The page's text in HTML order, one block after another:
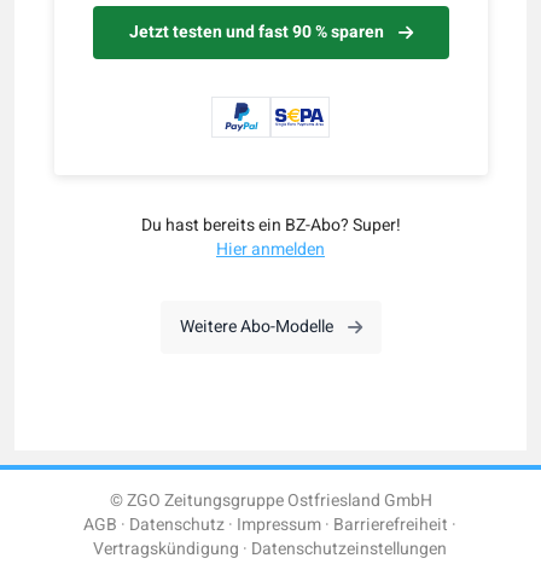
Jetzt testen und fast 90 % sparen
Du hast bereits ein BZ-Abo? Super!
Hier anmelden
Weitere Abo-Modelle
© ZGO Zeitungsgruppe Ostfriesland GmbH
AGB Datenschutz Impressum Barrierefreiheit
Vertragskündigung Datenschutzeinstellungen